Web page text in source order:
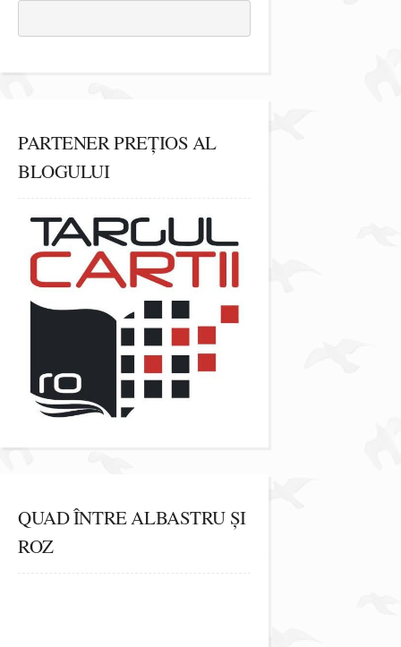
PARTENER PREȚIOS AL
BLOGULUI
QUAD ÎNTRE ALBASTRU ȘI
ROZ